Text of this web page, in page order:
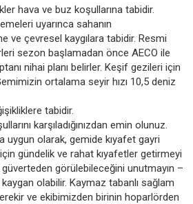
hava ve buz koşullarına tabidir.
uyarınca sahanın
ve çevresel kaygılara tabidir. Resmi
sezon başlamadan önce AECO ile
nihai planı belirler. Keşif gezileri için
ortalama seyir hızı 10,5 deniz
tabidir.
karşıladığınızdan emin olunuz.
olarak, gemide kıyafet gayri
gündelik ve rahat kıyafetler getirmeyi
görülebileceğini unutmayın –
olabilir. Kaymaz tabanlı sağlam
ve ekibimizden birinin hoparlörden